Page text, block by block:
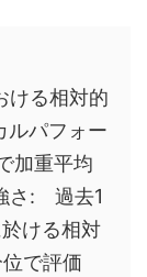
ける相対的
ルパフォー
加重平均
さ: 過去1
ける相対
で評価